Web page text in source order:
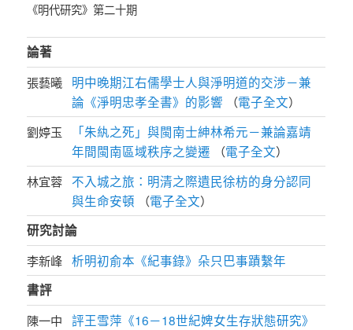
《明代研究》第二十期
論著
張藝曦
明中晚期江右儒學士人與淨明道的交涉－兼
論《淨明忠孝全書》的影響 （電子全文）
劉婷玉
「朱紈之死」與閩南士紳林希元－兼論嘉靖
年間閩南區域秩序之變遷 （電子全文）
林宜蓉 不入城之旅：明清之際遺民徐枋的身分認同
與生命安頓 （電子全文）
研究討論
李新峰 析明初俞本《紀事錄》朵只巴事蹟繫年
書評
陳一中
評王雪萍《16－18世紀婢女生存狀態研究》